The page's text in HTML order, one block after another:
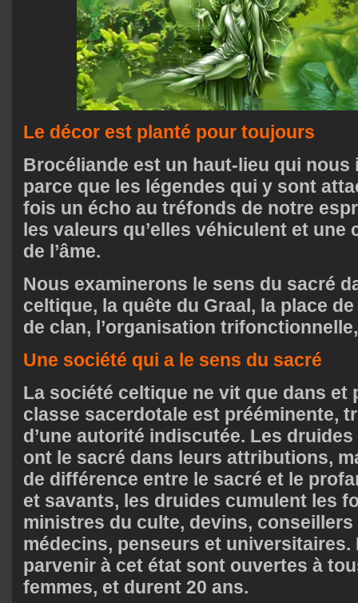
Le décor est planté pour toujours
Brocéliande est un haut-lieu qui nous
parce que les légendes qui y sont
fois un écho au tréfonds de notre
les valeurs qu’elles véhiculent et une
de l’âme.
Nous examinerons le sens du sacré
celtique, la quête du Graal, la place
de clan, l’organisation
Une société qui a le sens du sacré
La société celtique ne vit que dans et
classe sacerdotale est prééminente,
d’une autorité indiscutée. Les
ont le sacré dans leurs attributions,
de différence entre le sacré et le
et savants, les druides cumulent les
ministres du culte, devins,
médecins, penseurs et universitaires.
parvenir à cet état sont ouvertes à
femmes, et durent 20 ans.